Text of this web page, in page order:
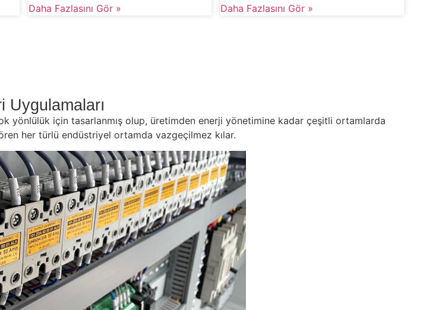
Daha Fazlasını Gör »
Daha Fazlasını Gör »
yönlülük için tasarlanmış olup, üretimden enerji yönetimine kadar çeşitli ortamlarda
her türlü endüstriyel ortamda vazgeçilmez kılar.